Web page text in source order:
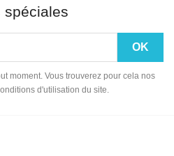
spéciales
moment. Vous trouverez pour cela nos
d'utilisation du site.